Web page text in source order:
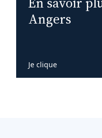
Angers
Je clique